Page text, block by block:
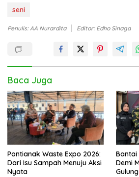
seni
Penulis: AA Nurardita Editor: Edho Sinaga
Baca Juga
Pontianak Waste Expo 2026:
Dari Isu Sampah Menuju Aksi
Nyata
Bantai
Demi